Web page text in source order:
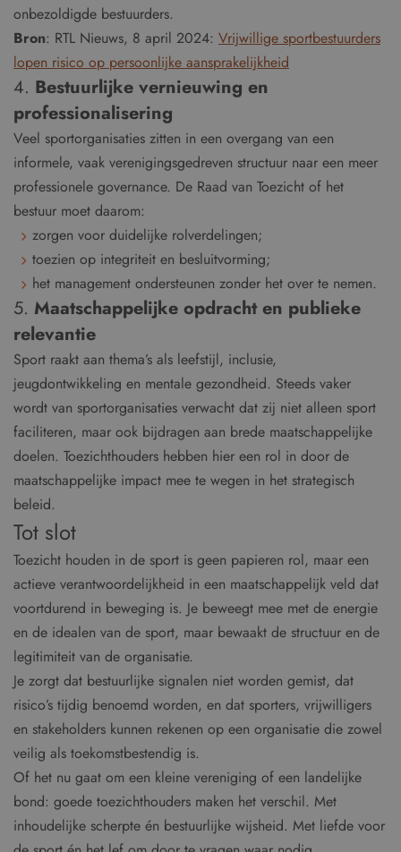
onbezoldigde bestuurders.
Bron: RTL Nieuws, 8 april 2024: Vrijwillige sportbestuurders
lopen risico op persoonlijke aansprakelijkheid
4. Bestuurlijke vernieuwing en
professionalisering
Veel sportorganisaties zitten in een overgang van een
informele, vaak verenigingsgedreven structuur naar een meer
professionele governance. De Raad van Toezicht of het
bestuur moet daarom:
zorgen voor duidelijke rolverdelingen;
toezien op integriteit en besluitvorming;
het management ondersteunen zonder het over te nemen.
5. Maatschappelijke opdracht en publieke
relevantie
Sport raakt aan thema’s als leefstijl, inclusie,
jeugdontwikkeling en mentale gezondheid. Steeds vaker
wordt van sportorganisaties verwacht dat zij niet alleen sport
faciliteren, maar ook bijdragen aan brede maatschappelijke
doelen. Toezichthouders hebben hier een rol in door de
maatschappelijke impact mee te wegen in het strategisch
beleid.
Tot slot
Toezicht houden in de sport is geen papieren rol, maar een
actieve verantwoordelijkheid in een maatschappelijk veld dat
voortdurend in beweging is. Je beweegt mee met de energie
en de idealen van de sport, maar bewaakt de structuur en de
legitimiteit van de organisatie.
Je zorgt dat bestuurlijke signalen niet worden gemist, dat
risico’s tijdig benoemd worden, en dat sporters, vrijwilligers
en stakeholders kunnen rekenen op een organisatie die zowel
veilig als toekomstbestendig is.
Of het nu gaat om een kleine vereniging of een landelijke
bond: goede toezichthouders maken het verschil. Met
inhoudelijke scherpte én bestuurlijke wijsheid. Met liefde voor